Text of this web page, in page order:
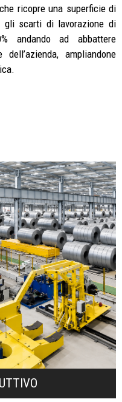
ricopre una superficie di
scarti di lavorazione di
andando ad abbattere
ampliandone
spazzolatura,
automatica
ai clienti. Gli
e innovazione
un preciso
trasparenza e
migliore reattività in
ad un mercato